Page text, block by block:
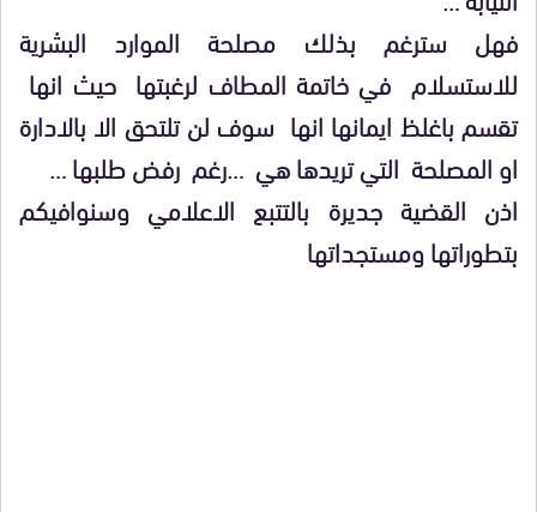
فهل سترغم بذلك مصلحة الموارد البشرية
للاستسلام في خاتمة المطاف لرغبتها حيث انها
تقسم باغلظ ايمانها انها سوف لن تلتحق الا بالادارة
او المصلحة التي تريدها هي …رغم رفض طلبها …
اذن القضية جديرة بالتتبع الاعلامي وسنوافيكم
بتطوراتها ومستجداتها